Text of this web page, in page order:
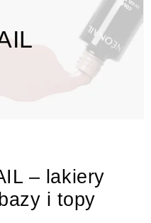
– lakiery
i topy